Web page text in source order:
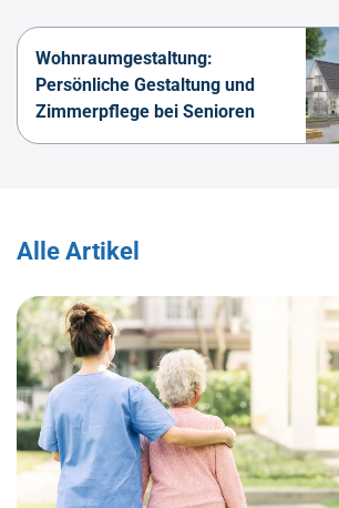
Wohnraumgestaltung:
Persönliche Gestaltung und
Zimmerpflege bei Senioren
Alle Artikel